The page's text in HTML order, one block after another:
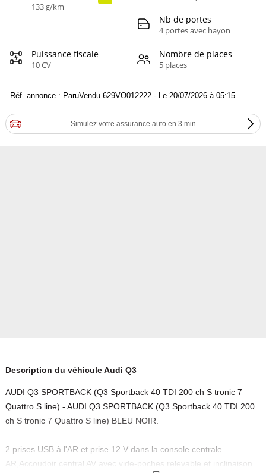
133 g/km
Nb de portes
4 portes avec hayon
Puissance fiscale
10 CV
Nombre de places
5 places
Réf. annonce : ParuVendu 629VO012222 - Le 20/07/2026 à 05:15
Simulez votre assurance auto en 3 min
Description du véhicule Audi Q3
AUDI Q3 SPORTBACK (Q3 Sportback 40 TDI 200 ch S tronic 7
Quattro S line) - AUDI Q3 SPORTBACK (Q3 Sportback 40 TDI 200
ch S tronic 7 Quattro S line) BLEU NOIR.
2 prises USB à l'AR et prise 12 V dans la console centrale
AR,Accoudoir central AV avec vide-poches relevable et inclinaison